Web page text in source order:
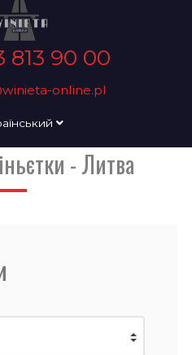
813 90 00
online.pl
- Литва